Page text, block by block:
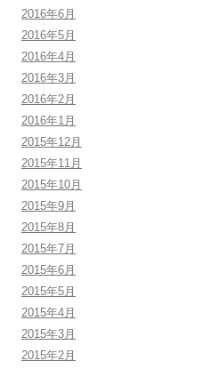
2016年6月
2016年5月
2016年4月
2016年3月
2016年2月
2016年1月
2015年12月
2015年11月
2015年10月
2015年9月
2015年8月
2015年7月
2015年6月
2015年5月
2015年4月
2015年3月
2015年2月